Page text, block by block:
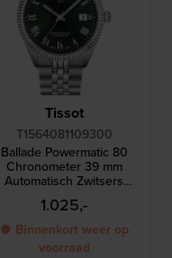
Tissot
T1564081109300
Ballade Powermatic 80
Chronometer 39 mm
Automatisch Zwitsers
horloge met 80 uur
gangreserve en COSC-
certificering
1.025,-
● Binnenkort weer op
voorraad